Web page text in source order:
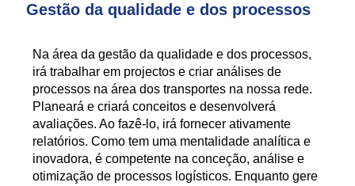
Gestão da qualidade e dos processos
Na área da gestão da qualidade e dos processos,
irá trabalhar em projectos e criar análises de
processos na área dos transportes na nossa rede.
Planeará e criará conceitos e desenvolverá
avaliações. Ao fazê-lo, irá fornecer ativamente
relatórios. Como tem uma mentalidade analítica e
inovadora, é competente na conceção, análise e
otimização de processos logísticos. Enquanto gere